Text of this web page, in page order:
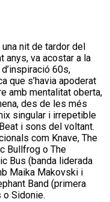
nit de tardor del
anys, va acostar a la
60s,
que s’havia apoderat
amb mentalitat oberta,
des de les més
singular i irrepetible
i sons del voltant.
com Knave, The
Bullfrog o The
Bus (banda liderada
Maika Makovski i
Band (primera
Sidonie.